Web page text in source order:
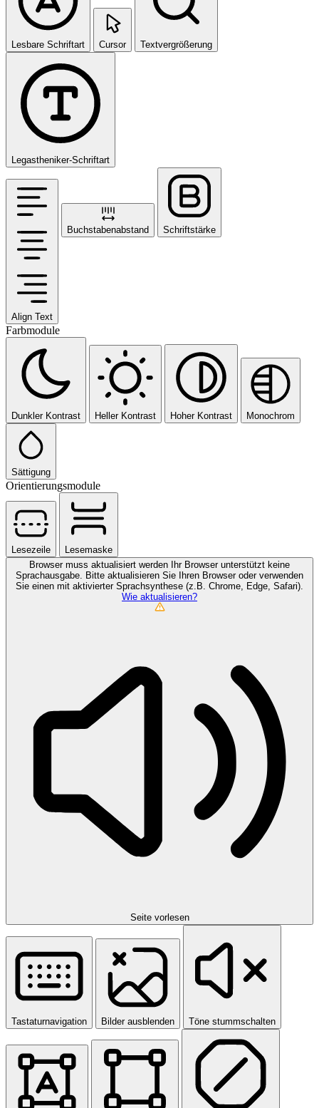
Lesbare Schriftart Cursor Textvergrößerung
Legastheniker-Schriftart
Align Text
Buchstabenabstand Schriftstärke
Farbmodule
Dunkler Kontrast Heller Kontrast Hoher Kontrast Monochrom
Sättigung
Orientierungsmodule
Lesezeile
Lesemaske
Browser muss aktualisiert werden
Ihr Browser unterstützt keine
Sprachausgabe. Bitte aktualisieren Sie Ihren Browser oder verwenden
Sie einen mit aktivierter Sprachsynthese (z.B. Chrome, Edge, Safari).
Wie aktualisieren?
Seite vorlesen
Tastaturnavigation Bilder ausblenden Töne stummschalten